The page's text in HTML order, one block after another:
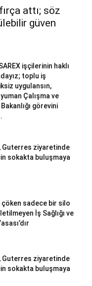
attı; söz
güven
işçilerinin haklı
toplu iş
uygulansın,
Çalışma ve
görevini
Guterres ziyaretinde
sokakta buluşmaya
çöken sadece bir silo
İş Sağlığı ve
Guterres ziyaretinde
sokakta buluşmaya